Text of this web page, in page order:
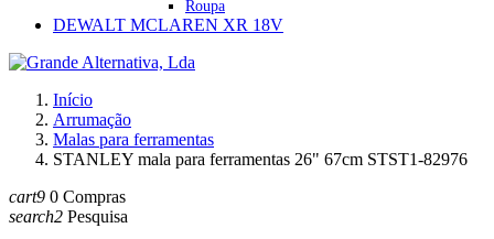
Roupa
DEWALT MCLAREN XR 18V
Início
Arrumação
Malas para ferramentas
STANLEY mala para ferramentas 26" 67cm STST1-82976
cart9 0 Compras
search2 Pesquisa